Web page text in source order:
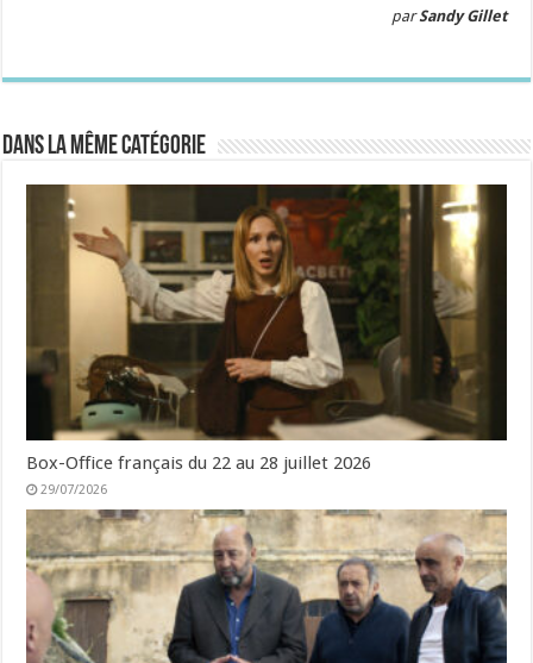
parSandy Gillet
Dans la même catégorie
Box-Office français du 22 au 28 juillet 2026
29/07/2026